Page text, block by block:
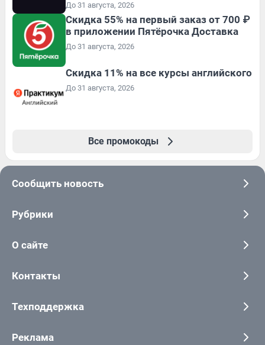
До 31 августа, 2026
Скидка 55% на первый заказ от 700 ₽
в приложении Пятёрочка Доставка
До 31 августа, 2026
Скидка 11% на все курсы английского
До 31 августа, 2026
Все промокоды
Сообщить новость
Рубрики
О сайте
Контакты
Техподдержка
Реклама